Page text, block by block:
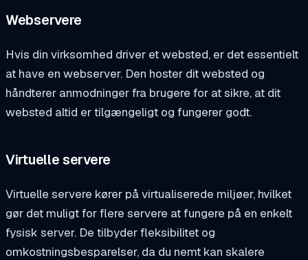
Webservere
Hvis din virksomhed driver et websted, er det essentielt
at have en webserver. Den hoster dit websted og
håndterer anmodninger fra brugere for at sikre, at dit
websted altid er tilgængeligt og fungerer godt.
Virtuelle servere
Virtuelle servere kører på virtualiserede miljøer, hvilket
gør det muligt for flere servere at fungere på en enkelt
fysisk server. De tilbyder fleksibilitet og
omkostningsbesparelser, da du nemt kan skalere